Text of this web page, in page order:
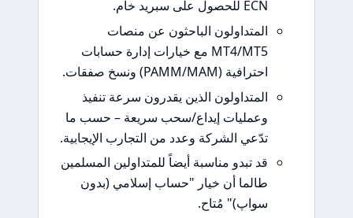
المتداولون الباحثون عن منصات
MT4/MT5 مع خيارات إدارة حسابات
المتداولون الذين يقدرون سرعة تنفيذ
وعمليات إيداع/سحب سريعة – حسب ما
تدّعي الشركة وعدد من التجارب الإيجابية.
قد تبدو مناسبة أيضاً للمتداولين المسلمين
طالما أن خيار "حساب إسلامي (بدون